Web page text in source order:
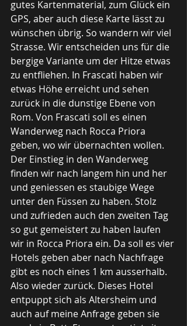
gutes Kartenmaterial, zum Glück ein
GPS, aber auch diese Karte lässt zu
wünschen übrig. So wandern wir viel
Strasse. Wir entscheiden uns für die
bergige Variante um der Hitze etwas
zu entfliehen. In Frascati haben wir
etwas Höhe erreicht und sehen
zurück in die dunstige Ebene von
Rom. Von Frascati soll es einen
Wanderweg nach Rocca Priora
geben, wo wir übernachten wollen.
Der Einstieg in den Wanderweg
finden wir nach langem hin und her
und geniessen es staubige Wege
unter den Füssen zu haben. Stolz
und zufrieden auch den zweiten Tag
so gut gemeistert zu haben laufen
wir in Rocca Priora ein. Da soll es vier
Hotels geben aber nach Nachfrage
gibt es noch eines 1 km ausserhalb.
Also wieder zurück. Dieses Hotel
entpuppt sich als Altersheim und
auch auf meine Anfrage geben sie